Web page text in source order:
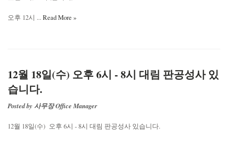
오후 12시 ...Read More »
12월 18일(수) 오후 6시 - 8시 대림 판공성사 있
습니다.
Posted by 사무장 Office Manager
12월 18일(수) 오후 6시 - 8시 대림 판공성사 있습니다.